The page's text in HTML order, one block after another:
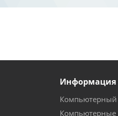
Информация
Компьютерный
Компьютерные